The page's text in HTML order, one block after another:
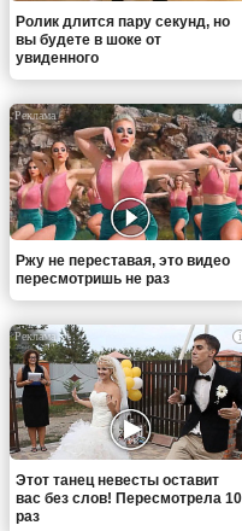
Ролик длится пару секунд, но
вы будете в шоке от
увиденного
i
Ржу не переставая, это видео
пересмотришь не раз
i
Этот танец невесты оставит
вас без слов! Пересмотрела 10
раз